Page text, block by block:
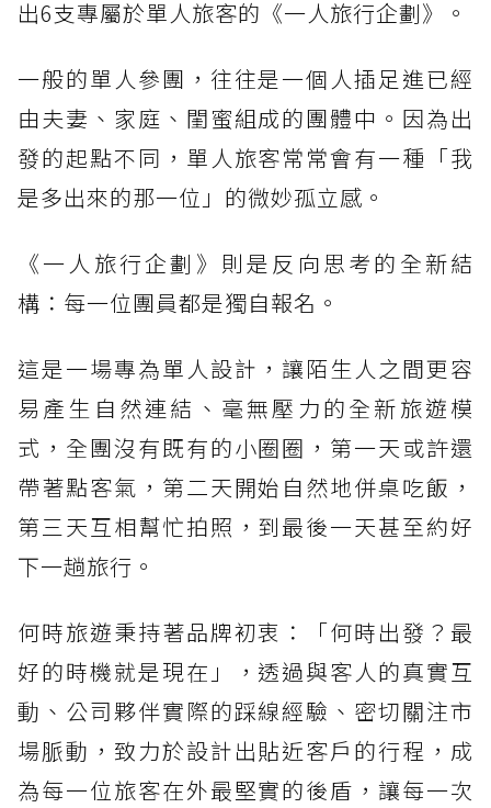
出6支專屬於單人旅客的《一人旅行企劃》。
一般的單人參團，往往是一個人插足進已經
由夫妻、家庭、閨蜜組成的團體中。因為出
發的起點不同，單人旅客常常會有一種「我
是多出來的那一位」的微妙孤立感。
《一人旅行企劃》則是反向思考的全新結
構：每一位團員都是獨自報名。
這是一場專為單人設計，讓陌生人之間更容
易產生自然連結、毫無壓力的全新旅遊模
式，全團沒有既有的小圈圈，第一天或許還
帶著點客氣，第二天開始自然地併桌吃飯，
第三天互相幫忙拍照，到最後一天甚至約好
下一趟旅行。
何時旅遊秉持著品牌初衷：「何時出發？最
好的時機就是現在」，透過與客人的真實互
動、公司夥伴實際的踩線經驗、密切關注市
場脈動，致力於設計出貼近客戶的行程，成
為每一位旅客在外最堅實的後盾，讓每一次